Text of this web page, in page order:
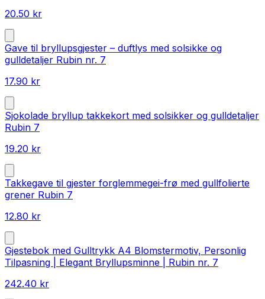
20.50 kr
Gave til bryllupsgjester – duftlys med solsikke og
gulldetaljer Rubin nr. 7
17.90 kr
Sjokolade bryllup takkekort med solsikker og gulldetaljer
Rubin 7
19.20 kr
Takkegave til gjester forglemmegei-frø med gullfolierte
grener Rubin 7
12.80 kr
Gjestebok med Gulltrykk A4 Blomstermotiv, Personlig
Tilpasning | Elegant Bryllupsminne | Rubin nr. 7
242.40 kr